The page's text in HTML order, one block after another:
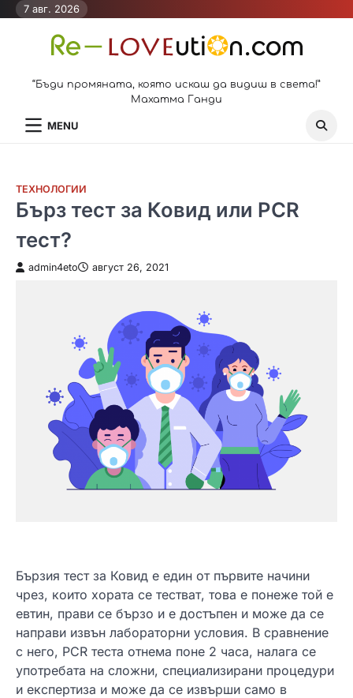
Skip7 авг. 2026
“Бъди промяната, която искаш да видиш в света!”
Махатма Ганди
MENU
ТЕХНОЛОГИИ
Бърз тест за Ковид или PCR
тест?
admin4eto август 26, 2021
Бързия тест за Ковид е един от първите начини
чрез, които хората се тестват, това е понеже той е
евтин, прави се бързо и е достъпен и може да се
направи извън лабораторни условия. В сравнение
с него, PCR теста отнема поне 2 часа, налага се
употребата на сложни, специализирани процедури
и експертиза и може да се извърши само в